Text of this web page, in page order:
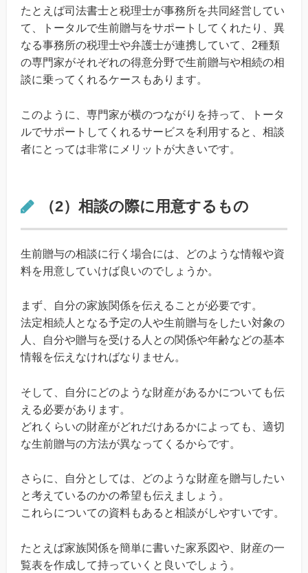
たとえば司法書士と税理士が事務所を共同経営してい
て、トータルで生前贈与をサポートしてくれたり、異
なる事務所の税理士や弁護士が連携していて、2種類
の専門家がそれぞれの得意分野で生前贈与や相続の相
談に乗ってくれるケースもあります。
このように、専門家が横のつながりを持って、トータ
ルでサポートしてくれるサービスを利用すると、相談
者にとっては非常にメリットが大きいです。
（2）相談の際に用意するもの
生前贈与の相談に行く場合には、どのような情報や資
料を用意していけば良いのでしょうか。
まず、自分の家族関係を伝えることが必要です。
法定相続人となる予定の人や生前贈与をしたい対象の
人、自分や贈与を受ける人との関係や年齢などの基本
情報を伝えなければなりません。
そして、自分にどのような財産があるかについても伝
える必要があります。
どれくらいの財産がどれだけあるかによっても、適切
な生前贈与の方法が異なってくるからです。
さらに、自分としては、どのような財産を贈与したい
と考えているのかの希望も伝えましょう。
これらについての資料もあると相談がしやすいです。
たとえば家族関係を簡単に書いた家系図や、財産の一
覧表を作成して持っていくと良いでしょう。